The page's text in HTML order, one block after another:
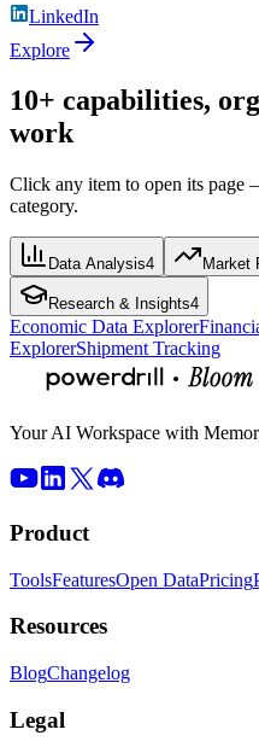
LinkedIn
Explore
10+ capabilities,
work
Click any item to open its page
category.
Data Analysis4 Market
Research & Insights4
Economic Data Explorer
ExplorerShipment Tracking
Your AI Workspace with
Product
ToolsFeaturesOpen DataPricing
Resources
BlogChangelog
Legal